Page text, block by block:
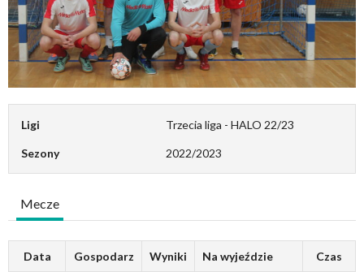
Ligi Trzecia liga - HALO 22/23
Sezony 2022/2023
Mecze
Data Gospodarz Wyniki Na wyjeździe Czas